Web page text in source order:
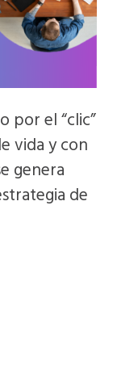
por el “clic”
vida y con
genera
de